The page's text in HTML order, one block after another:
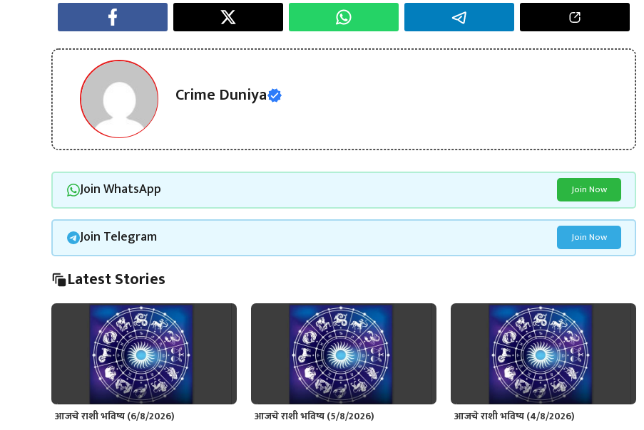
Crime Duniya
Join WhatsApp Join Now
Join Telegram Join Now
Latest Stories
आजचे राशी भविष्य (6/8/2026) आजचे राशी भविष्य (5/8/2026) आजचे राशी भविष्य (4/8/2026)